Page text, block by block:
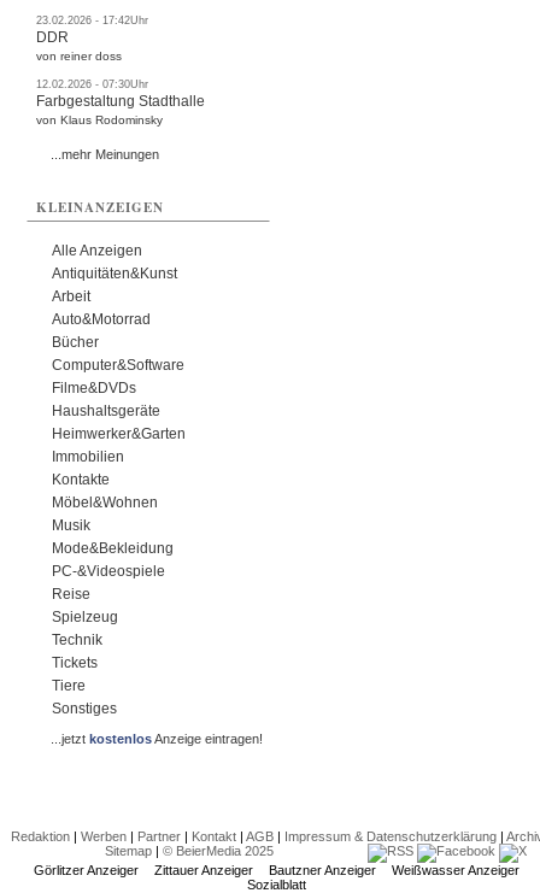
23.02.2026 - 17:42Uhr
DDR
von reiner doss
12.02.2026 - 07:30Uhr
Farbgestaltung Stadthalle
von Klaus Rodominsky
...mehr Meinungen
KLEINANZEIGEN
Alle Anzeigen
Antiquitäten&Kunst
Arbeit
Auto&Motorrad
Bücher
Computer&Software
Filme&DVDs
Haushaltsgeräte
Heimwerker&Garten
Immobilien
Kontakte
Möbel&Wohnen
Musik
Mode&Bekleidung
PC-&Videospiele
Reise
Spielzeug
Technik
Tickets
Tiere
Sonstiges
...jetztkostenlosAnzeige eintragen!
Redaktion| Werben| Partner| Kontakt| AGB| Impressum & Datenschutzerklärung|
Sitemap| © BeierMedia 2025
Görlitzer Anzeiger
Zittauer Anzeiger Bautzner Anzeiger
Weißwasser Anzeiger
Sozialblatt